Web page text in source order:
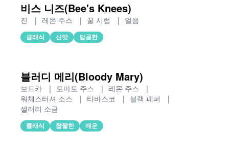
비스 니즈(Bee's Knees)
진 | 레몬 주스 | 꿀 시럽 | 얼음
클래식 신맛 달콤한
블러디 메리(Bloody Mary)
보드카 | 토마토 주스 | 레몬 주스
|
워체스터셔 소스
| 타바스코 | 블랙 페퍼
|
셀러리 소금
클래식 짭짤한 매운